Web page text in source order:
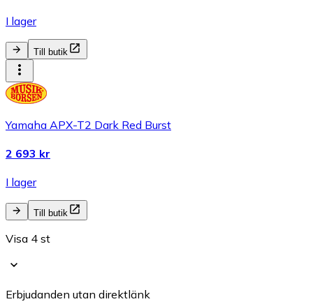
I lager
Till butik
Yamaha APX-T2 Dark Red Burst
2 693 kr
I lager
Till butik
Visa 4 st
Erbjudanden utan direktlänk